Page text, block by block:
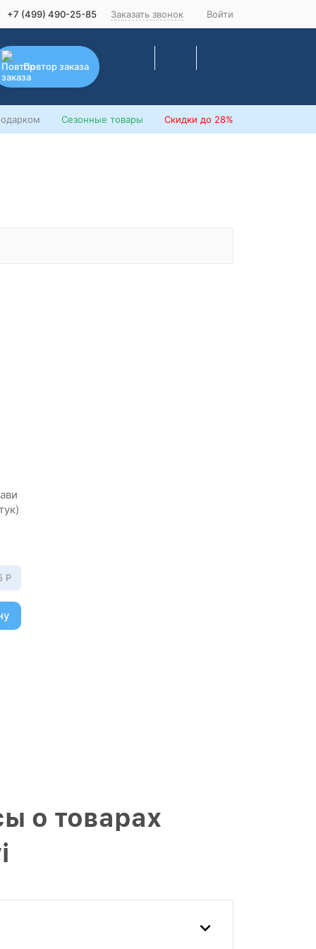
+7 (499) 490-25-85 Заказать звонок Войти
Повтор заказа
Сезонные товары Скидки до 28%
Р
о товарах